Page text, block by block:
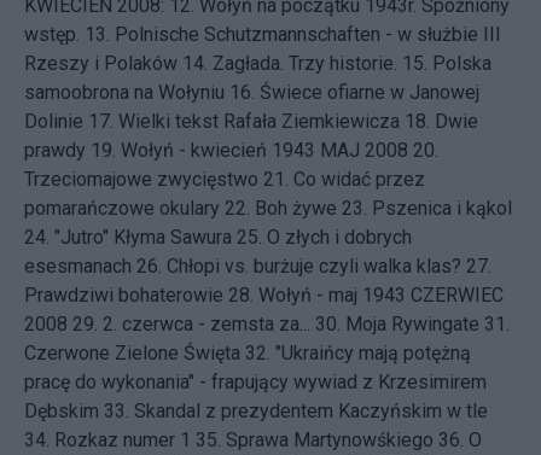
KWIECIEŃ 2008: 12. Wołyń na początku 1943r. Spóźniony
wstęp. 13. Polnische Schutzmannschaften - w służbie III
Rzeszy i Polaków 14. Zagłada. Trzy historie. 15. Polska
samoobrona na Wołyniu 16. Świece ofiarne w Janowej
Dolinie 17. Wielki tekst Rafała Ziemkiewicza 18. Dwie
prawdy 19. Wołyń - kwiecień 1943 MAJ 2008 20.
Trzeciomajowe zwycięstwo 21. Co widać przez
pomarańczowe okulary 22. Boh żywe 23. Pszenica i kąkol
24. "Jutro" Kłyma Sawura 25. O złych i dobrych
esesmanach 26. Chłopi vs. burżuje czyli walka klas? 27.
Prawdziwi bohaterowie 28. Wołyń - maj 1943 CZERWIEC
2008 29. 2. czerwca - zemsta za... 30. Moja Rywingate 31.
Czerwone Zielone Święta 32. "Ukraińcy mają potężną
pracę do wykonania" - frapujący wywiad z Krzesimirem
Dębskim 33. Skandal z prezydentem Kaczyńskim w tle
34. Rozkaz numer 1 35. Sprawa Martynowśkiego 36. O